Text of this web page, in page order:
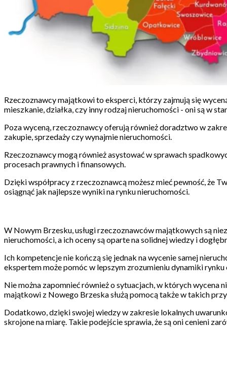
Rzeczoznawcy majątkowi to eksperci, którzy zajmują się
mieszkanie, działka, czy inny rodzaj nieruchomości - oni są w
Poza wyceną, rzeczoznawcy oferują również doradztwo w
zakupie, sprzedaży czy wynajmie nieruchomości.
Rzeczoznawcy mogą również asystować w sprawach
procesach prawnych i finansowych.
Dzięki współpracy z rzeczoznawcą możesz mieć pewność, że
osiągnąć jak najlepsze wyniki na rynku nieruchomości.
W Nowym Brzesku, usługi rzeczoznawców majątkowych są
nieruchomości, a ich oceny są oparte na solidnej wiedzy i
Ich kompetencje nie kończą się jednak na wycenie samej
ekspertem może pomóc w lepszym zrozumieniu dynamiki
Nie można zapomnieć również o sytuacjach, w których
majątkowi z Nowego Brzeska służą pomocą także w takich
Dodatkowo, dzięki swojej wiedzy w zakresie lokalnych
skrojone na miarę. Takie podejście sprawia, że są oni cenieni